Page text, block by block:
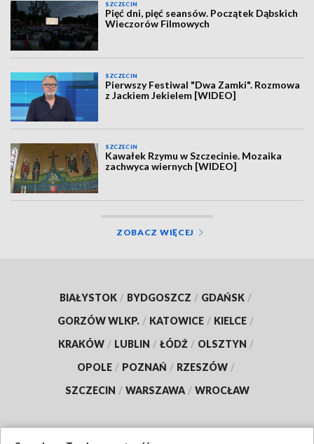
SZCZECIN
Pięć dni, pięć seansów. Początek Dąbskich
Wieczorów Filmowych
SZCZECIN
Pierwszy Festiwal "Dwa Zamki". Rozmowa
z Jackiem Jekielem [WIDEO]
SZCZECIN
Kawałek Rzymu w Szczecinie. Mozaika
zachwyca wiernych [WIDEO]
ZOBACZ WIĘCEJ
BIAŁYSTOK / BYDGOSZCZ / GDAŃSK /
GORZÓW WLKP. / KATOWICE / KIELCE /
KRAKÓW / LUBLIN / ŁÓDŹ / OLSZTYN /
OPOLE / POZNAŃ / RZESZÓW /
SZCZECIN / WARSZAWA / WROCŁAW